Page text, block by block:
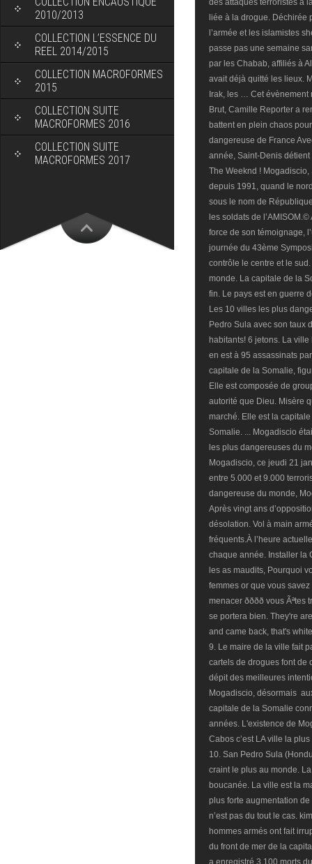
2010/2013
COLLECTION L’ESSENCE DU
REEL 2014/2015
COLLECTION MACROFORMES
2015
COLLECTION SUITE
MACROFORMES 2016
COLLECTION SUITE
MACROFORMES 2017